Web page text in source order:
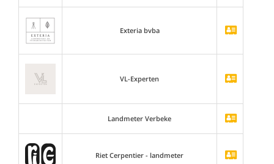
Exteria bvba
VL-Experten
Landmeter Verbeke
Riet Cerpentier - landmeter